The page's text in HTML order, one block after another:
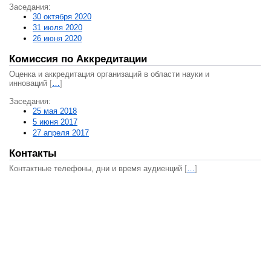
Заседания:
30 октября 2020
31 июля 2020
26 июня 2020
Комиссия по Аккредитации
Оценка и аккредитация организаций в области науки и
инноваций […]
Заседания:
25 мая 2018
5 июня 2017
27 апреля 2017
Контакты
Контактные телефоны, дни и время аудиенций […]